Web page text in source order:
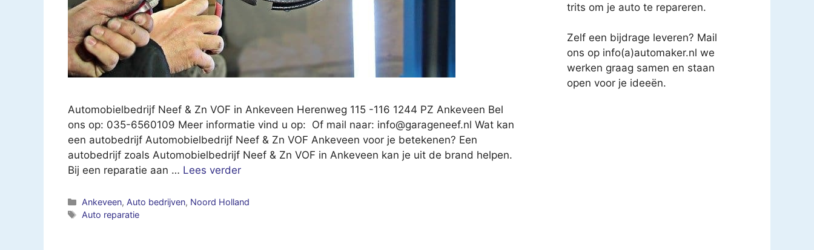
Automobielbedrijf Neef & Zn VOF in Ankeveen Herenweg 115 -116 1244 PZ Ankeveen Bel
ons op: 035-6560109 Meer informatie vind u op: Of mail naar: info@garageneef.nl Wat kan
een autobedrijf Automobielbedrijf Neef & Zn VOF Ankeveen voor je betekenen? Een
autobedrijf zoals Automobielbedrijf Neef & Zn VOF in Ankeveen kan je uit de brand helpen.
Bij een reparatie aan … Lees verder
Categorieën
Ankeveen, Auto bedrijven, Noord Holland
Tags
Auto reparatie
trits om je auto te repareren.
Zelf een bijdrage leveren? Mail
ons op info(a)automaker.nl we
werken graag samen en staan
open voor je ideeën.